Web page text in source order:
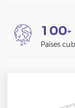
1 00+
Países